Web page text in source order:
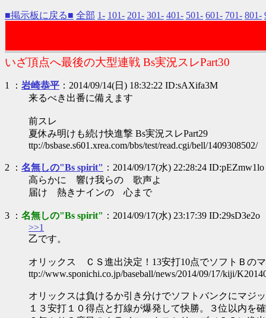
■掲示板に戻る■ 全部 1- 101- 201- 301- 401- 501- 601- 701- 801-
いざ頂点へ最後の大型連戦 Bs実況スレPart30
1 ： 岩崎恭平 ：2014/09/14(日) 18:32:22 ID:sAXifa3M
来るべき出番に備えます
前スレ
夏休み明けも続け快進撃 Bs実況スレPart29
ttp://bsbase.s601.xrea.com/bbs/test/read.cgi/bell/1409308502/
2 ： 名無しの"Bs spirit" ：2014/09/17(水) 22:28:24 ID:pEZmw1lo
高らかに 響け我らの 歌声よ
届け 熱きナインの 心まで
3 ： 名無しの"Bs spirit" ：2014/09/17(水) 23:17:39 ID:29sD3e2o
>>1
乙です。
オリックス ＣＳ進出決定！13安打10点でソフトＢのマ
ttp://www.sponichi.co.jp/baseball/news/2014/09/17/kiji/
オリックスは負けるか引き分けでソフトバンクにマジ
１３安打１０得点と打線が爆発して快勝。３位以内を確